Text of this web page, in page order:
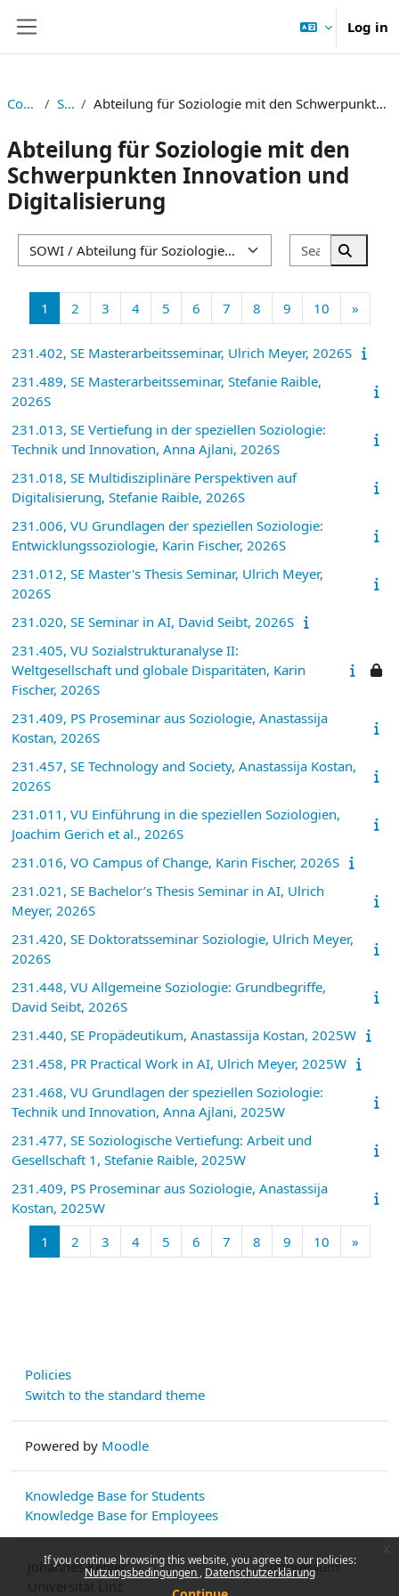
If you continue browsing this website, you agree to our policies:
Nutzungsbedingungen Datenschutzerklärung
Log in
Courses SOWI Abteilung für Soziologie mit den Schwerpunkten Innovation und Digitalisierung
Abteilung für Soziologie mit den
Schwerpunkten Innovation und
Digitalisierung
Course categories
Search
Search
1 Page 1
2Page 2
3Page 3
4Page 4
5Page 5
6Page 6
7Page 7
8Page 8
9Page 9
10Page 10
»Next
231.402, SE Masterarbeitsseminar, Ulrich Meyer, 2026S
231.489, SE Masterarbeitsseminar, Stefanie Raible,
2026S
231.013, SE Vertiefung in der speziellen Soziologie:
Technik und Innovation, Anna Ajlani, 2026S
231.018, SE Multidisziplinäre Perspektiven auf
Digitalisierung, Stefanie Raible, 2026S
231.006, VU Grundlagen der speziellen Soziologie:
Entwicklungssoziologie, Karin Fischer, 2026S
231.012, SE Master's Thesis Seminar, Ulrich Meyer,
2026S
231.020, SE Seminar in AI, David Seibt, 2026S
231.405, VU Sozialstrukturanalyse II:
Weltgesellschaft und globale Disparitäten, Karin
Fischer, 2026S
231.409, PS Proseminar aus Soziologie, Anastassija
Kostan, 2026S
231.457, SE Technology and Society, Anastassija Kostan,
2026S
231.011, VU Einführung in die speziellen Soziologien,
Joachim Gerich et al., 2026S
231.016, VO Campus of Change, Karin Fischer, 2026S
231.021, SE Bachelor’s Thesis Seminar in AI, Ulrich
Meyer, 2026S
231.420, SE Doktoratsseminar Soziologie, Ulrich Meyer,
2026S
231.448, VU Allgemeine Soziologie: Grundbegriffe,
David Seibt, 2026S
231.440, SE Propädeutikum, Anastassija Kostan, 2025W
231.458, PR Practical Work in AI, Ulrich Meyer, 2025W
231.468, VU Grundlagen der speziellen Soziologie:
Technik und Innovation, Anna Ajlani, 2025W
231.477, SE Soziologische Vertiefung: Arbeit und
Gesellschaft 1, Stefanie Raible, 2025W
231.409, PS Proseminar aus Soziologie, Anastassija
Kostan, 2025W
1 Page 1
2Page 2
3Page 3
4Page 4
5Page 5
6Page 6
7Page 7
8Page 8
9Page 9
10Page 10
»Next
Policies
Switch to the standard theme
Powered by Moodle
Knowledge Base for Students
Knowledge Base for Employees
Johannes Kepler
Impressum